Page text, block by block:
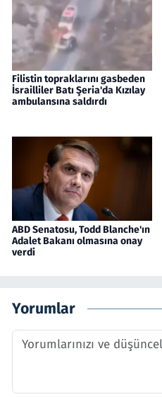
Filistin topraklarını gasbeden
İsrailliler Batı Şeria'da Kızılay
ambulansına saldırdı
ABD Senatosu, Todd Blanche'ın
Adalet Bakanı olmasına onay
verdi
Yorumlar